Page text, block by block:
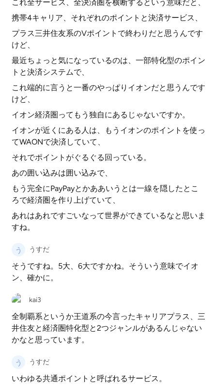
これ全サービス、全決済圏を横断するという意味だと、
携帯4キャリア、それぞれのポイントと決済サービス、
プラス三井住友系のVポイントで終わりだと思うんです
けど、
最近ちょっと気になっているのは、一部特化型のポイン
トと決済システムで、
これ端的に言うと一番のやっぱりイオンだと思うんです
けど、
イオン経済圏ってもう独自にあるじゃないですか。
イオンが近くにある人は、もうイオンのポイントを使っ
てWAONで決済していて、
それでポイントがぐるぐる回っている。
あの囲い込みは囲い込みで、
もう完全にPayPayとかああいうとは一線を隠したとこ
ろで経済圏を作り上げていて、
あれはあれですごいなって世界ができているなと思いま
すね。
うすだ
そうですね。5大、6大ですかね。そういう意味でイオ
ン、確かに。
kai3
全制覇系というか王道系の今言ったキャリアプラス、三
井住友と経済圏特化型と2つジャンルがあるんじゃない
かなと思っています。
うすだ
いわゆる共通ポイントと呼ばれるサービス。